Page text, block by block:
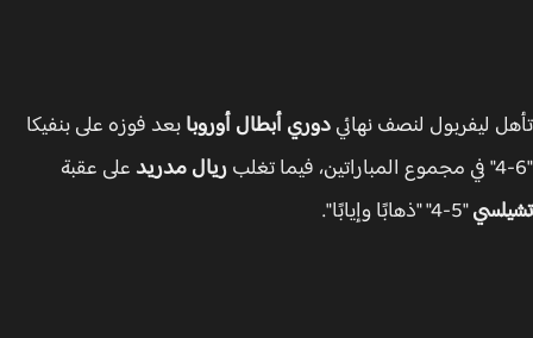
ليفربول لنصف نهائيدوري أبطال أوروبابعد فوزه على بنفيكا
ريال مدريدعلى عقبة
"5-4" "ذهابًا وإيابًا".